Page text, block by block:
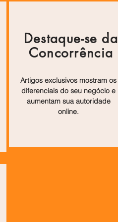
Destaque-se da
Concorrência
Artigos exclusivos mostram os
diferenciais do seu negócio e
aumentam sua autoridade
online.